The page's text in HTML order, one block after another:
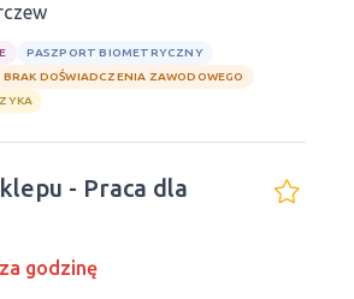
PASZPORT BIOMETRYCZNY
BRAK DOŚWIADCZENIA ZAWODOWEGO
- Praca dla
godzinę